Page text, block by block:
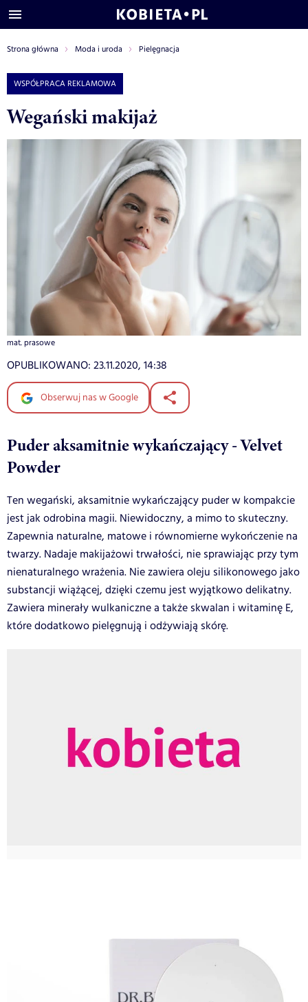
Strona główna Moda i uroda Pielęgnacja
WSPÓŁPRACA REKLAMOWA
Wegański makijaż
mat. prasowe
OPUBLIKOWANO: 23.11.2020, 14:38
Obserwuj nas w Google
Puder aksamitnie wykańczający - Velvet
Powder
Ten wegański, aksamitnie wykańczający puder w kompakcie
jest jak odrobina magii. Niewidoczny, a mimo to skuteczny.
Zapewnia naturalne, matowe i równomierne wykończenie na
twarzy. Nadaje makijażowi trwałości, nie sprawiając przy tym
nienaturalnego wrażenia. Nie zawiera oleju silikonowego jako
substancji wiążącej, dzięki czemu jest wyjątkowo delikatny.
Zawiera minerały wulkaniczne a także skwalan i witaminę E,
które dodatkowo pielęgnują i odżywiają skórę.